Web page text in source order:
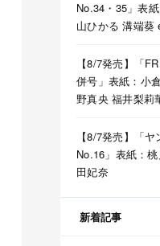
No.34・35」表
山ひかる 溝端葵
【8/7発売】「
併号」表紙：小
野真央 福井梨莉
【8/7発売】「
No.16」表紙：
田妃奈
新着記事